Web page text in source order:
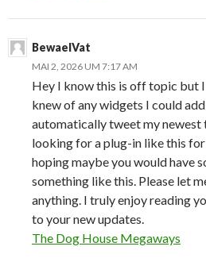
BewaelVat
MAI 2, 2026 UM 7:17 AM
Hey I know this is off topic but
knew of any widgets I could
automatically tweet my newest
looking for a plug-in like this
hoping maybe you would have
something like this. Please let
anything. I truly enjoy reading
to your new updates.
The Dog House Megaways